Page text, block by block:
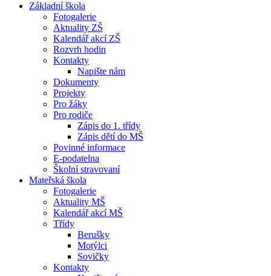
Základní škola
Fotogalerie
Aktuality ZŠ
Kalendář akcí ZŠ
Rozvrh hodin
Kontakty
Napište nám
Dokumenty
Projekty
Pro žáky
Pro rodiče
Zápis do 1. třídy
Zápis dětí do MŠ
Povinné informace
E-podatelna
Školní stravovaní
Mateřská škola
Fotogalerie
Aktuality MŠ
Kalendář akcí MŠ
Třídy
Berušky
Motýlci
Sovičky
Kontakty